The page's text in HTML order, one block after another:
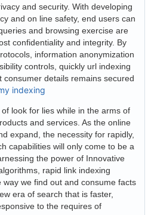
and security. With developing
and on line safety, end users can
and browsing exercise are
confidentiality and integrity. By
information anonymization
controls, quickly url indexing
details remains secured
indexing
look for lies while in the arms of
and services. As the online
expand, the necessity for rapidly,
capabilities will only come to be a
the power of Innovative
rapid link indexing
we find out and consume facts
era of search that is faster,
to the requires of